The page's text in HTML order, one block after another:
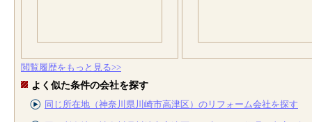
閲覧履歴をもっと見る>>
よく似た条件の会社を探す
同じ所在地（神奈川県川崎市高津区）のリフォーム会社を探す